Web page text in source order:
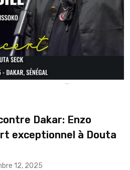
Dakar: Enzo
exceptionnel à Douta
12, 2025